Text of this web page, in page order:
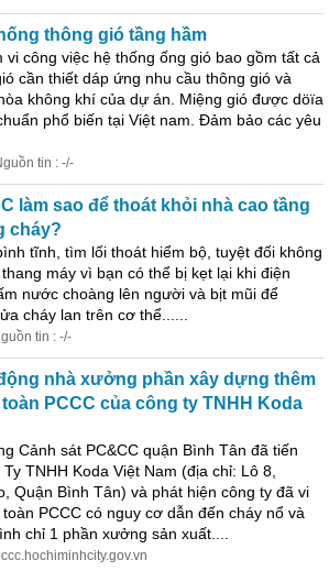
thông gió tầng hầm
vi công việc hệ thống ống gió bao gồm tất cả
cần thiết dáp ứng nhu cầu thông gió và
không khí của dự án. Miệng gió được döïa
phổ biến tại Việt nam. Đảm bảo các yêu
tin : -/-
làm sao để thoát khỏi nhà cao tầng
cháy?
tĩnh, tìm lối thoát hiểm bộ, tuyệt đối không
máy vì bạn có thể bị kẹt lại khi điện
nước choàng lên người và bịt mũi để
cháy lan trên cơ thể......
tin : -/-
nhà xưởng phần xây dựng thêm
PCCC của công ty TNHH Koda
Cảnh sát PC&CC quận Bình Tân đã tiến
TNHH Koda Việt Nam (địa chỉ: Lô 8,
Quận Bình Tân) và phát hiện công ty đã vi
PCCC có nguy cơ dẫn đến cháy nổ và
chỉ 1 phần xưởng sản xuất....